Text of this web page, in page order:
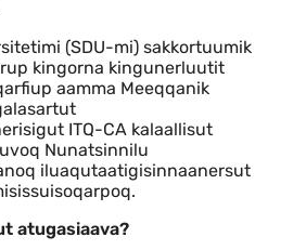
(SDU-mi) sakkortuumik
kingorna kingunerluutit
aamma Meeqqanik
ITQ-CA kalaallisut
Nunatsinnilu
iluaqutaatigisinnaanersut
atugasiaava?